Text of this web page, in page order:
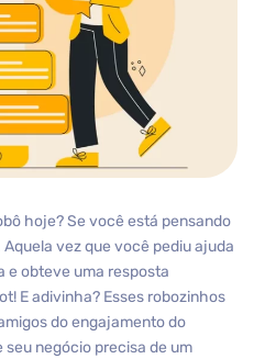
hoje? Se você está pensando
Aquela vez que você pediu ajuda
e obteve uma resposta
E adivinha? Esses robozinhos
do engajamento do
negócio precisa de um